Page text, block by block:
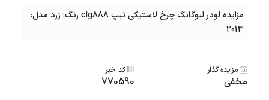
مزایده لودر لیوگانگ چرخ لاستیکی تیپ clg888 رنگ: زرد مدل:
2013
مزایده گذار
مخفی
کد خبر
770590